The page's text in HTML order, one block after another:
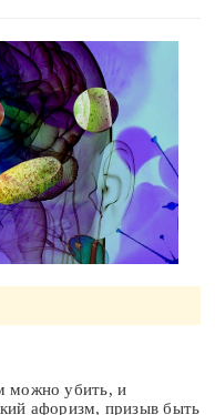
можно убить, и
афоризм, призыв быть